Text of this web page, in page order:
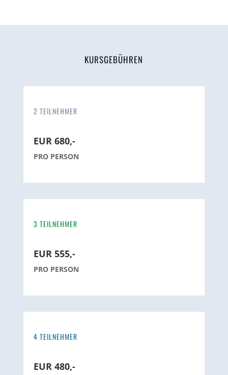
KURSGEBÜHREN
2 TEILNEHMER
EUR 680,-
PRO PERSON
3 TEILNEHMER
EUR 555,-
PRO PERSON
4 TEILNEHMER
EUR 480,-